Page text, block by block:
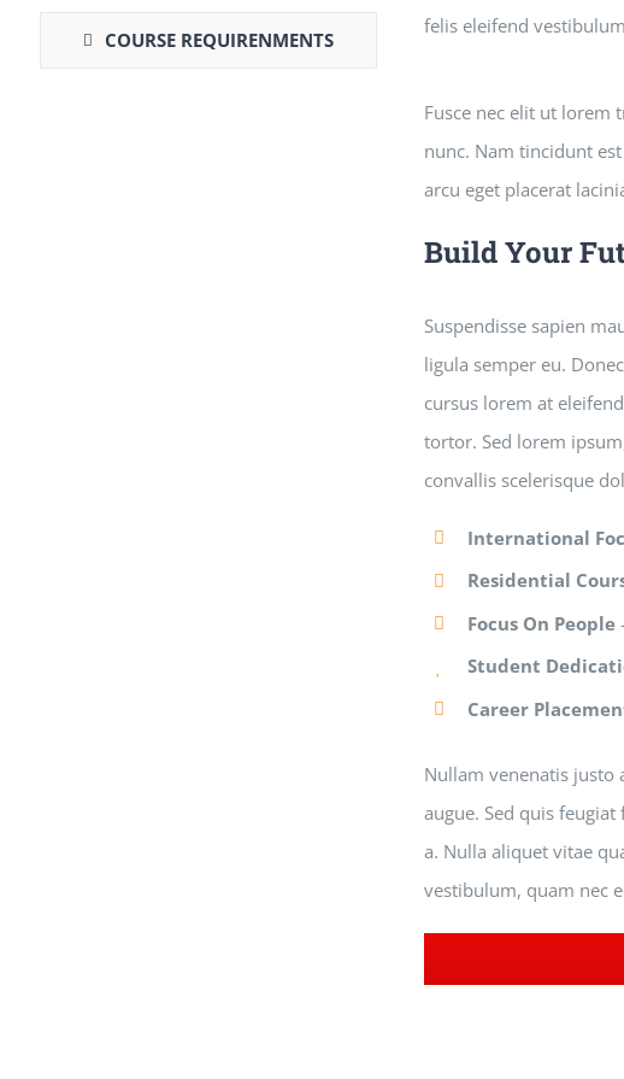
COURSE REQUIRENMENTS
felis eleifend
Fusce nec elit ut lorem
nunc. Nam tincidunt
arcu eget placerat
Build Your
Suspendisse sapien
ligula semper eu.
cursus lorem at
tortor. Sed lorem
convallis scelerisque
International
Residential
Focus On People
Student
Career
Nullam venenatis justo
augue. Sed quis
a. Nulla aliquet vitae
vestibulum, quam nec